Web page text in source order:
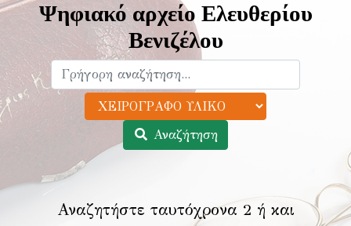
Ψηφιακό αρχείο Ελευθερίου
Βενιζέλου
Αναζήτηση
Αναζητήστε ταυτόχρονα 2 ή και